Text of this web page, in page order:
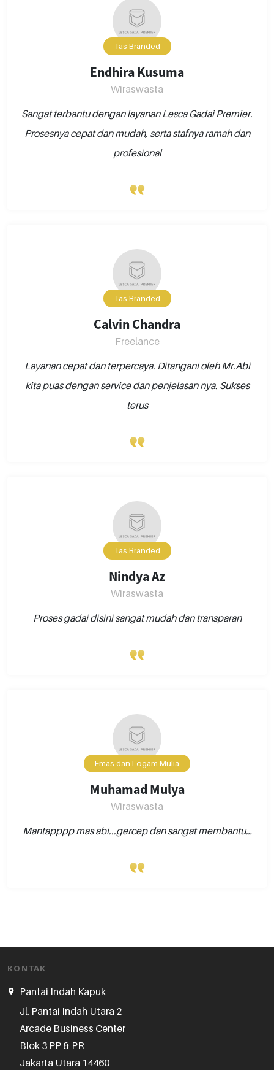
Tas Branded
Endhira Kusuma
Wiraswasta
Sangat terbantu dengan layanan Lesca Gadai Premier.
Prosesnya cepat dan mudah, serta stafnya ramah dan
profesional
Tas Branded
Calvin Chandra
Freelance
Layanan cepat dan terpercaya. Ditangani oleh Mr.Abi
kita puas dengan service dan penjelasan nya. Sukses
terus
Tas Branded
Nindya Az
Wiraswasta
Proses gadai disini sangat mudah dan transparan
Emas dan Logam Mulia
Muhamad Mulya
Wiraswasta
Mantapppp mas abi...gercep dan sangat membantu…
KONTAK
Pantai Indah Kapuk
Jl. Pantai Indah Utara 2
Arcade Business Center
Blok 3 PP & PR
Jakarta Utara 14460